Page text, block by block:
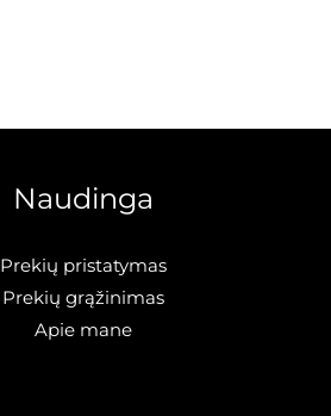
Naudinga
Prekių pristatymas
Prekių grąžinimas
Apie mane